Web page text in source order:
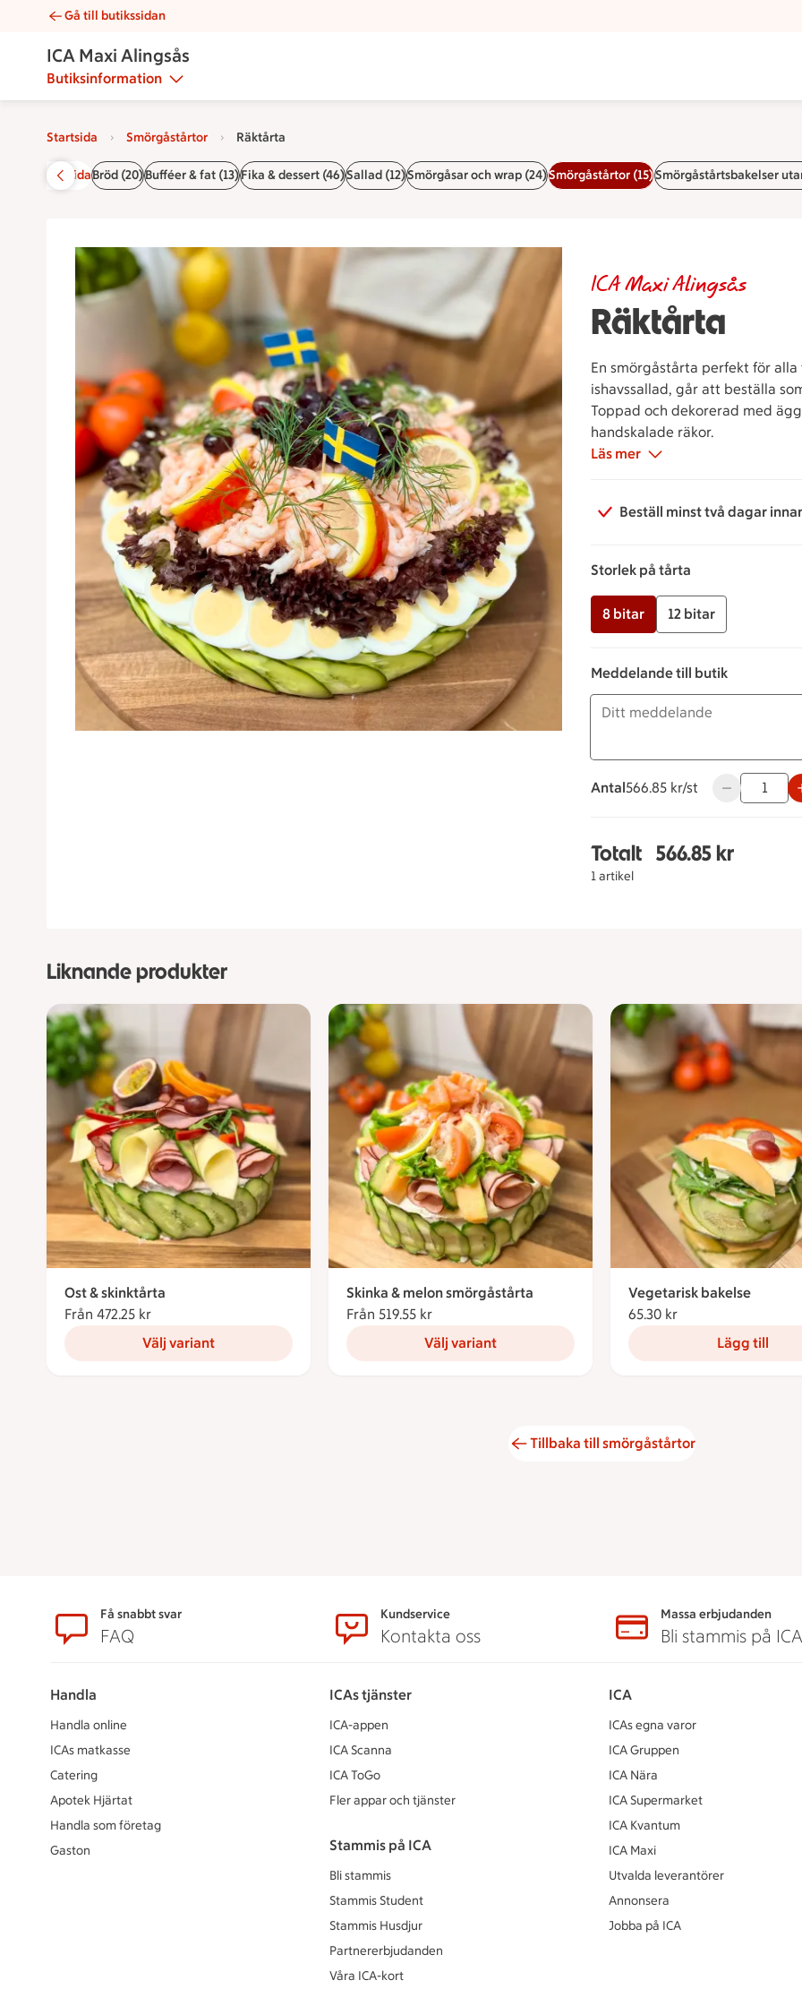
Räktårta | Catering ICA Maxi Alingsås
Gå till butikssidan
ICA Maxi Alingsås
Butiksinformation
Startsida Smörgåstårtor Räktårta
StartsidaBröd (20)Bufféer & fat (13)Fika & dessert (46)Sallad (12)Smörgåsar och wrap (24)Smörgåstårtor (15)Smörgåstårtsbakelser
Räktårta
ICA Maxi Alingsås
En smörgåstårta perfekt för
ishavssallad, går att beställa
Toppad och dekorerad med
handskalade räkor.
Läs mer
Beställ minst två dagar
Storlek på tårta
8 bitar 12 bitar
Meddelande till butik
Antal
566.85 kronor styck
566.85 kr/st Använd
Totalt
1 artikel
Totalt 1 stycken
566.85 kr
Liknande produkter
Ost & skinktårta
Från 472.25 kr
Välj variant
Skinka & melon smörgåstårta
Från 519.55 kr
Välj variant
Vegetarisk bakelse
65.30 kr
Lägg till
Tillbaka till smörgåstårtor
SidfotFå snabbt svar
FAQ
Kundservice
Kontakta oss
Massa erbjudanden
Bli stammis på ICA
Handla
Handla online
ICAs matkasse
Catering
Apotek Hjärtat
Handla som företag
Gaston
ICAs tjänster
ICA-appen
ICA Scanna
ICA ToGo
Fler appar och tjänster
Stammis på ICA
Bli stammis
Stammis Student
Stammis Husdjur
Partnererbjudanden
Våra ICA-kort
ICA
ICAs egna varor
ICA Gruppen
ICA Nära
ICA Supermarket
ICA Kvantum
ICA Maxi
Utvalda leverantörer
Annonsera
Jobba på ICA